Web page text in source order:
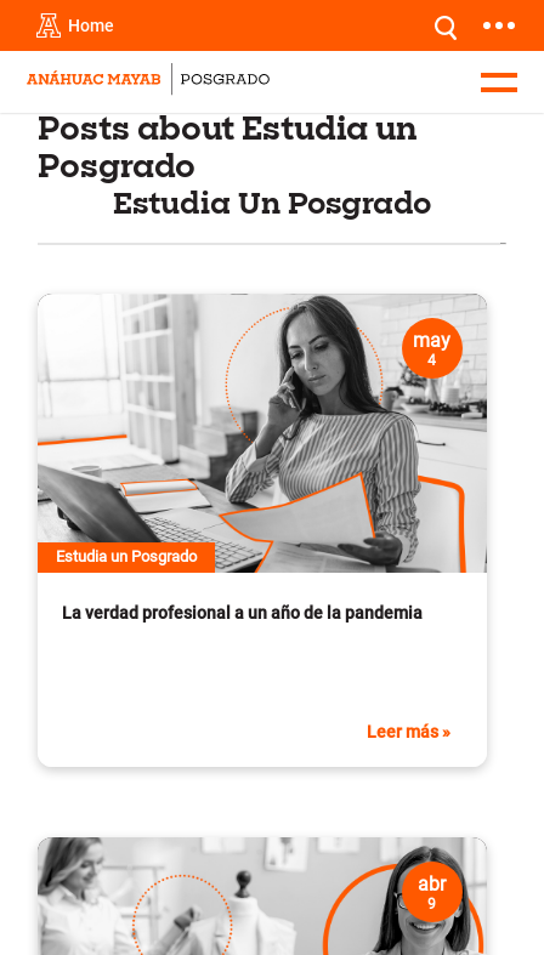
Home
Posts about Estudia un
Posgrado
Estudia Un Posgrado
may
4
Estudia un Posgrado
La verdad profesional a un año de la pandemia
Leer más »
abr
9